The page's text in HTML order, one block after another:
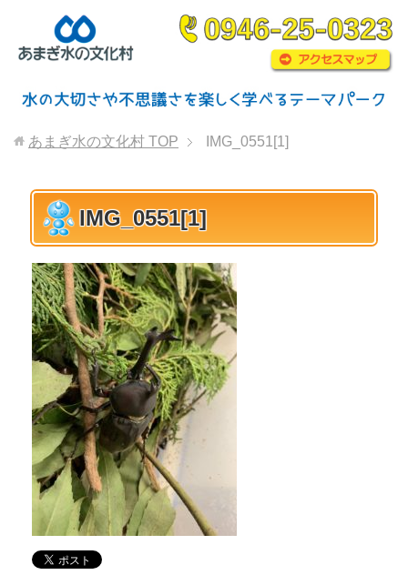
あまぎ水の文化村 TOP IMG_0551[1]
IMG_0551[1]